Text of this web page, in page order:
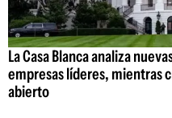
La Casa Blanca analiza
empresas líderes, mientras
abierto